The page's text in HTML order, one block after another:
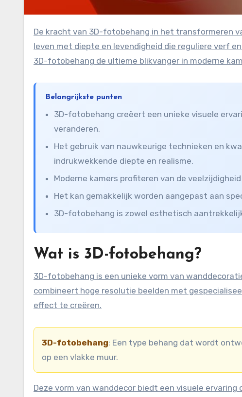
De kracht van 3D-fotobehang in het transformeren van een ruimte is ongeëvenaard. Het brengt muren tot
leven met diepte en levendigheid die reguliere verf
3D-fotobehang de ultieme blikvanger in moderne
Belangrijkste punten
3D-fotobehang creëert een unieke visuele
veranderen.
Het gebruik van nauwkeurige technieken en
indrukwekkende diepte en realisme.
Moderne kamers profiteren van de
Het kan gemakkelijk worden aangepast aan
3D-fotobehang is zowel esthetisch
Wat is 3D-fotobehang?
3D-fotobehang is een unieke vorm van wanddecoratie die diepte en dimensie aan een ruimte toevoegt. Het
combineert hoge resolutie beelden met
effect te creëren.
3D-fotobehang: Een type behang dat wordt
op een vlakke muur.
Deze vorm van wanddecor biedt een visuele